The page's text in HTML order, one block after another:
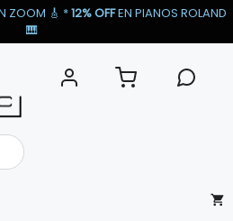
ZOOM 🎸​ *12% OFFEN PIANOS ROLAND
🎹​